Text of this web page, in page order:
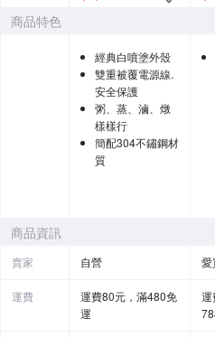
06L-M CW經典
商品特色
經典白噴塗外殼
雙重被覆電源線.
安全保護
粥、蒸、滷、燉
樣樣行
簡配304不鏽鋼材
質
商品資訊
賣家 自營 愛
運費
運費80元，滿480免
運
運